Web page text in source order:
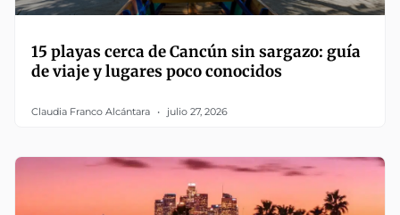
15 playas cerca de Cancún sin sargazo: guía
de viaje y lugares poco conocidos
Claudia Franco Alcántara julio 27, 2026